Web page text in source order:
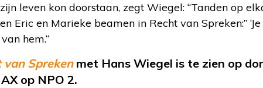
leven kon doorstaan, zegt Wiegel: “Tanden op
Eric en Marieke beamen in Recht van Spreken:”
hem.“
van Sprekenmet Hans Wiegel is te zien op
op NPO 2.